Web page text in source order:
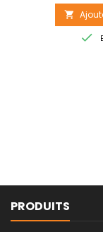


PRODUITS